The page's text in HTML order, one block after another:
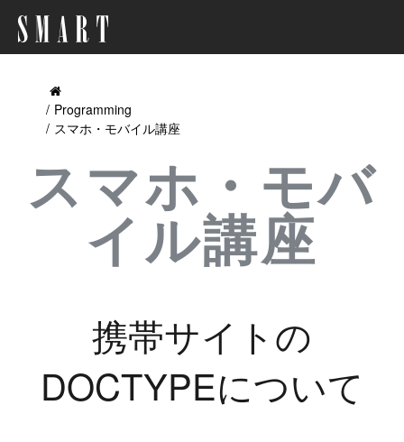
Programming
スマホ・モバイル講座
スマホ・モバ
イル講座
携帯サイトの
DOCTYPEについて